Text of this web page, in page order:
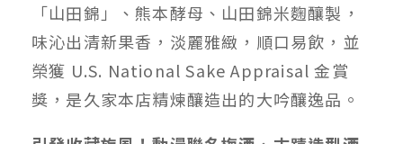
「山田錦」、熊本酵母、山田錦米麴釀製，
味沁出清新果香，淡麗雅緻，順口易飲，並
榮獲 U.S. National Sake Appraisal 金賞
獎，是久家本店精煉釀造出的大吟釀逸品。